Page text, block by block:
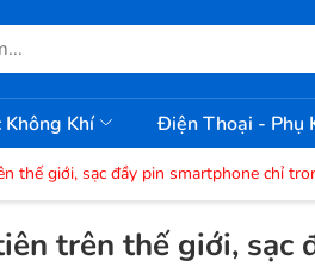
Không Khí Điện Thoại - Phụ
thế giới, sạc đầy pin smartphone chỉ
trên thế giới, sạc